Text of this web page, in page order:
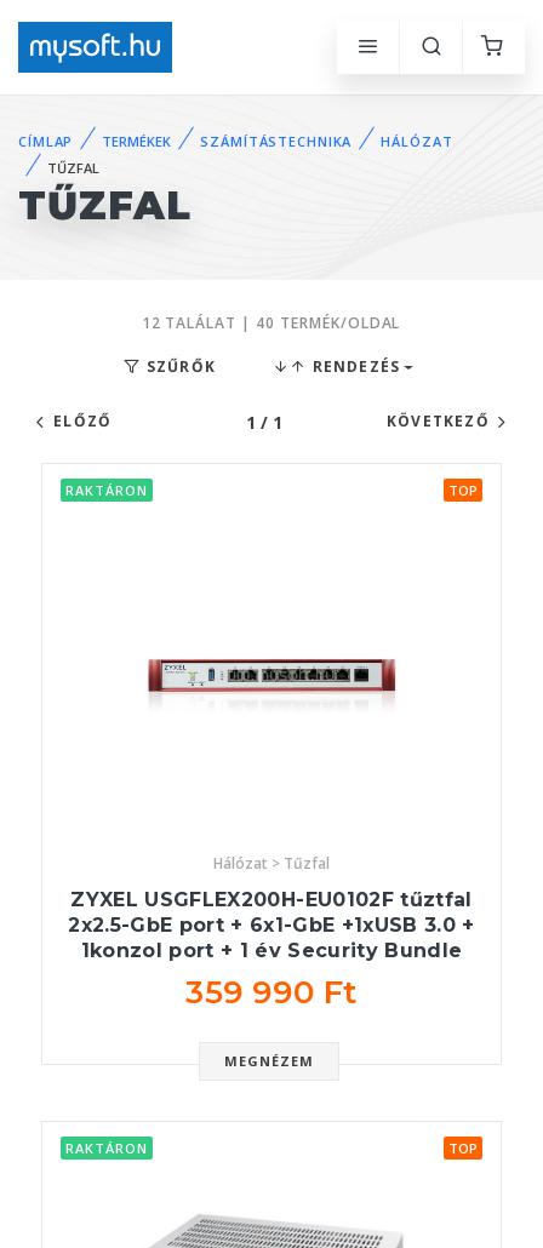
CÍMLAP TERMÉKEK SZÁMÍTÁSTECHNIKA
HÁLÓZAT
TŰZFAL
TŰZFAL
12 TALÁLAT | 40 TERMÉK/OLDAL
SZŰRŐK RENDEZÉS
ELŐZŐ 1 / 1 KÖVETKEZŐ
RAKTÁRON TOP
Hálózat > Tűzfal
ZYXEL USGFLEX200H-EU0102F tűztfal
2x2.5-GbE port + 6x1-GbE +1xUSB 3.0 +
1konzol port + 1 év Security Bundle
359 990 Ft
MEGNÉZEM
RAKTÁRON TOP